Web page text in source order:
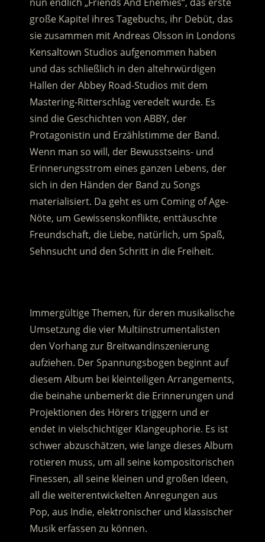
große Kapitel ihres Tagebuchs, ihr Debüt, das
sie zusammen mit Andreas Olsson in Londons
Kensaltown Studios aufgenommen haben
und das schließlich in den altehrwürdigen
Hallen der Abbey Road-Studios mit dem
Mastering-Ritterschlag veredelt wurde. Es
sind die Geschichten von ABBY, der
Protagonistin und Erzählstimme der Band.
Wenn man so will, der Bewusstseins- und
Erinnerungsstrom eines ganzen Lebens, der
sich in den Händen der Band zu Songs
materialisiert. Da geht es um Coming of Age-
Nöte, um Gewissenskonflikte, enttäuschte
Freundschaft, die Liebe, natürlich, um Spaß,
Sehnsucht und den Schritt in die Freiheit.
Immergültige Themen, für deren musikalische
Umsetzung die vier Multiinstrumentalisten
den Vorhang zur Breitwandinszenierung
aufziehen. Der Spannungsbogen beginnt auf
diesem Album bei kleinteiligen Arrangements,
die beinahe unbemerkt die Erinnerungen und
Projektionen des Hörers triggern und er
endet in vielschichtiger Klangeuphorie. Es ist
schwer abzuschätzen, wie lange dieses Album
rotieren muss, um all seine kompositorischen
Finessen, all seine kleinen und großen Ideen,
all die weiterentwickelten Anregungen aus
Pop, aus Indie, elektronischer und klassischer
Musik erfassen zu können.